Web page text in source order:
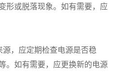
形或脱落现象。如有需要，应
，应定期检查电源是否稳
。如有需要，应更换新的电源